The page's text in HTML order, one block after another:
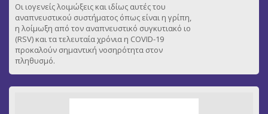
Οι ιογενείς λοιμώξεις και ιδίως αυτές του
αναπνευστικού συστήματος όπως είναι η γρίπη,
η λοίμωξη από τον αναπνευστικό συγκυτιακό ιο
(RSV) και τα τελευταία χρόνια η COVID-19
προκαλούν σημαντική νοσηρότητα στον
πληθυσμό.